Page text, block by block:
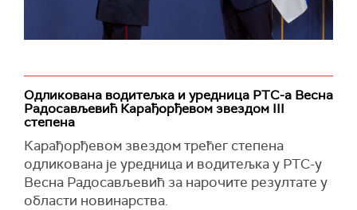
Одликована водитељка и уредница РТС-а Весна
Радосављевић Карађорђевом звездом III
степена
Карађорђевом звездом трећег степена
одликована је уредница и водитељка у РТС-у
Весна Радосављевић за нарочите резултате у
области новинарства.